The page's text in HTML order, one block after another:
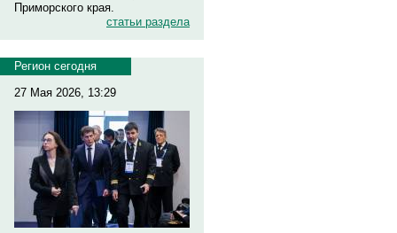
Приморского края.
статьи раздела
Регион сегодня
27 Мая 2026, 13:29